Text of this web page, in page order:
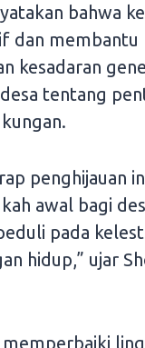
bahwa
dan membantu
kesadaran
tentang
penghijauan
awal bagi
pada
hidup,” ujar